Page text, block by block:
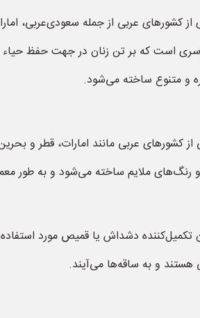
از کشورهای عربی از جمله سعودی‌عربی،
است که بر تن زنان در جهت حفظ
و متنوع ساخته می‌شود.
کشورهای عربی مانند امارات، قطر و
رنگ‌های ملایم ساخته می‌شود و به طور
تکمیل‌کننده دشداش یا قمیص مورد استفاده
هستند و به ساقه‌ها می‌آیند.